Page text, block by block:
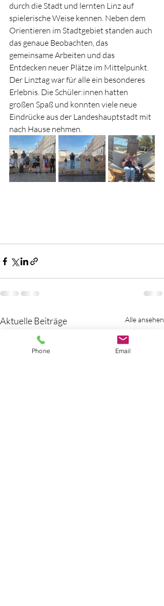
durch die Stadt und lernten Linz auf
spielerische Weise kennen. Neben dem
Orientieren im Stadtgebiet standen auch
das genaue Beobachten, das
gemeinsame Arbeiten und das
Entdecken neuer Plätze im Mittelpunkt.
Der Linztag war für alle ein besonderes
Erlebnis. Die Schüler:innen hatten
großen Spaß und konnten viele neue
Eindrücke aus der Landeshauptstadt mit
nach Hause nehmen.
Aktuelle Beiträge Alle ansehen
Phone Email